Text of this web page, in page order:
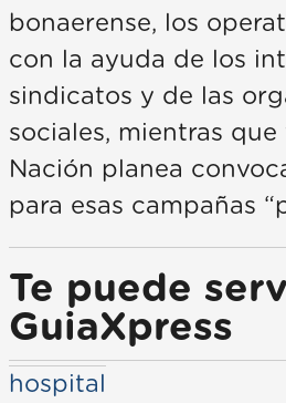
bonaerense, los
con la ayuda de los
sindicatos y de las
sociales, mientras
Nación planea
para esas campañas
Te puede
GuiaXpress
hospital